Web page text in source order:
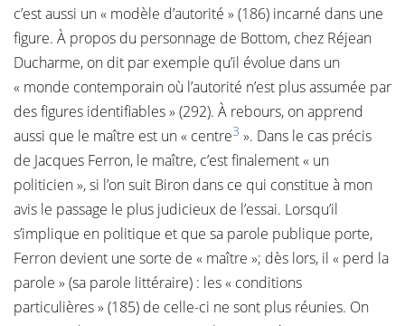
c’est aussi un « modèle d’autorité » (186) incarné dans une
figure. À propos du personnage de Bottom, chez Réjean
Ducharme, on dit par exemple qu’il évolue dans un
« monde contemporain où l’autorité n’est plus assumée par
des figures identifiables » (292). À rebours, on apprend
aussi que le maître est un « centre3 ». Dans le cas précis
de Jacques Ferron, le maître, c’est finalement « un
politicien », si l’on suit Biron dans ce qui constitue à mon
avis le passage le plus judicieux de l’essai. Lorsqu’il
s’implique en politique et que sa parole publique porte,
Ferron devient une sorte de « maître »; dès lors, il « perd la
parole » (sa parole littéraire) : les « conditions
particulières » (185) de celle-ci ne sont plus réunies. On